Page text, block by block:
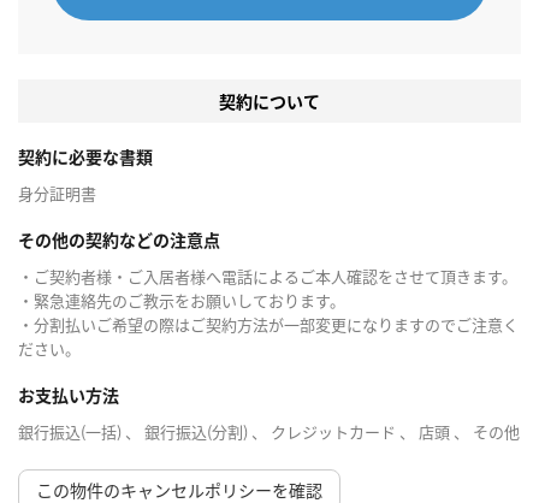
契約について
契約に必要な書類
身分証明書
その他の契約などの注意点
・ご契約者様・ご入居者様へ電話によるご本人確認をさせて頂きます。
・緊急連絡先のご教示をお願いしております。
・分割払いご希望の際はご契約方法が一部変更になりますのでご注意く
ださい。
お支払い方法
銀行振込(一括) 、 銀行振込(分割) 、 クレジットカード 、 店頭 、 その他
この物件のキャンセルポリシーを確認